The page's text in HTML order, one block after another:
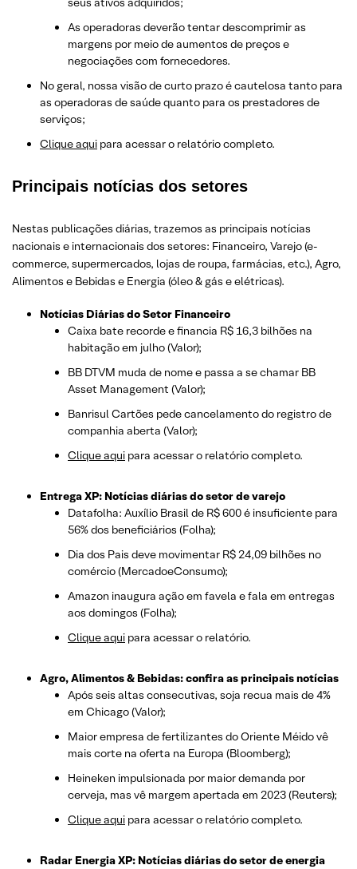
As operadoras deverão tentar descomprimir as
margens por meio de aumentos de preços e
negociações com fornecedores.
No geral, nossa visão de curto prazo é cautelosa tanto para
as operadoras de saúde quanto para os prestadores de
serviços;
Clique aqui para acessar o relatório completo.
Principais notícias dos setores
Nestas publicações diárias, trazemos as principais notícias
nacionais e internacionais dos setores: Financeiro, Varejo(e-
commerce, supermercados, lojas de roupa, farmácias, etc.), Agro,
Alimentos e Bebidas e Energia (óleo & gás e elétricas).
Notícias Diárias do Setor Financeiro
Caixa bate recorde e financia R$ 16,3 bilhões na
habitação em julho (Valor);
BB DTVM muda de nome e passa a se chamar BB
Asset Management (Valor);
Banrisul Cartões pede cancelamento do registro de
companhia aberta (Valor);
Clique aqui para acessar o relatório completo.
Entrega XP: Notícias diárias do setor de varejo
Datafolha: Auxílio Brasil de R$ 600 é insuficiente para
56% dos beneficiários (Folha);
Dia dos Pais deve movimentar R$ 24,09 bilhões no
comércio (MercadoeConsumo);
Amazon inaugura ação em favela e fala em entregas
aos domingos (Folha);
Clique aqui para acessar o relatório.
Agro, Alimentos & Bebidas: confira as principais notícias
Após seis altas consecutivas, soja recua mais de 4%
em Chicago (Valor);
Maior empresa de fertilizantes do Oriente Méido vê
mais corte na oferta na Europa (Bloomberg);
Heineken impulsionada por maior demanda por
cerveja, mas vê margem apertada em 2023 (Reuters);
Clique aqui para acessar o relatório completo.
Radar Energia XP: Notícias diárias do setor de energia